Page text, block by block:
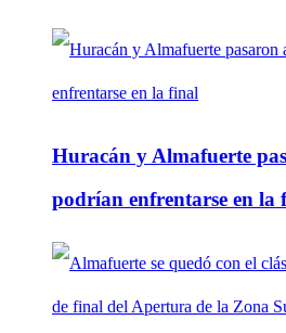
Huracán y Almafuerte
podrían enfrentarse en la